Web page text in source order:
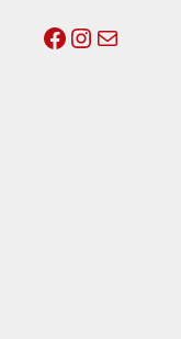
Facebook
Instagram
E-mail